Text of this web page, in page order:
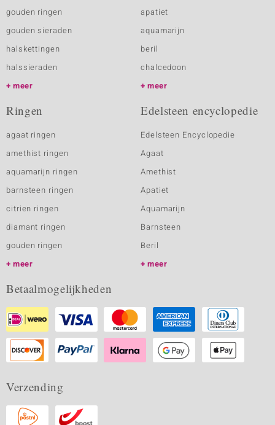
gouden ringen
gouden sieraden
halskettingen
halssieraden
meer
apatiet
aquamarijn
beril
chalcedoon
meer
Ringen
agaat ringen
amethist ringen
aquamarijn ringen
barnsteen ringen
citrien ringen
diamant ringen
gouden ringen
meer
Edelsteen encyclopedie
Edelsteen Encyclopedie
Agaat
Amethist
Apatiet
Aquamarijn
Barnsteen
Beril
meer
Betaalmogelijkheden
Verzending